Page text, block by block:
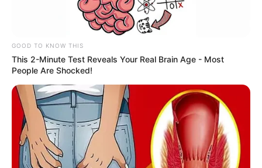
Documento compila diretrizes da Conferência para
subsidiar os planos de gestão do Governo
GOOD TO KNOW THIS
This 2-Minute Test Reveals Your Real Brain Age - Most
People Are Shocked!